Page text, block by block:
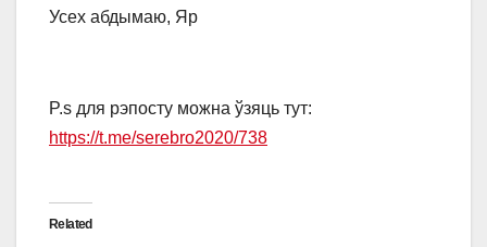
Усех абдымаю, Яр
P.s для рэпосту можна ўзяць тут:
https://t.me/serebro2020/738
Related